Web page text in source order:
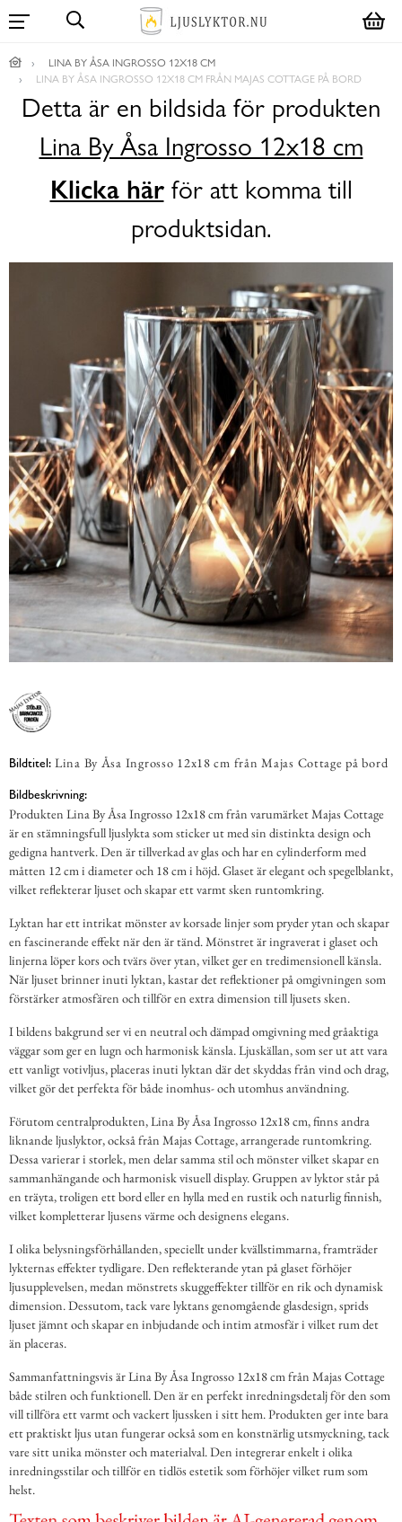
LINA BY ÅSA INGROSSO 12X18 CM
LINA BY ÅSA INGROSSO 12X18 CM FRÅN MAJAS COTTAGE PÅ BORD
Detta är en bildsida för produkten
Lina By Åsa Ingrosso 12x18 cm
Klicka härför att komma till
produktsidan.
Bildtitel: Lina By Åsa Ingrosso 12x18 cm från Majas Cottage på bord
Bildbeskrivning:
Produkten Lina By Åsa Ingrosso 12x18 cm från varumärket Majas Cottage
är en stämningsfull ljuslykta som sticker ut med sin distinkta design och
gedigna hantverk. Den är tillverkad av glas och har en cylinderform med
måtten 12 cm i diameter och 18 cm i höjd. Glaset är elegant och spegelblankt,
vilket reflekterar ljuset och skapar ett varmt sken runtomkring.
Lyktan har ett intrikat mönster av korsade linjer som pryder ytan och skapar
en fascinerande effekt när den är tänd. Mönstret är ingraverat i glaset och
linjerna löper kors och tvärs över ytan, vilket ger en tredimensionell känsla.
När ljuset brinner inuti lyktan, kastar det reflektioner på omgivningen som
förstärker atmosfären och tillför en extra dimension till ljusets sken.
I bildens bakgrund ser vi en neutral och dämpad omgivning med gråaktiga
väggar som ger en lugn och harmonisk känsla. Ljuskällan, som ser ut att vara
ett vanligt votivljus, placeras inuti lyktan där det skyddas från vind och drag,
vilket gör det perfekta för både inomhus- och utomhus användning.
Förutom centralprodukten, Lina By Åsa Ingrosso 12x18 cm, finns andra
liknande ljuslyktor, också från Majas Cottage, arrangerade runtomkring.
Dessa varierar i storlek, men delar samma stil och mönster vilket skapar en
sammanhängande och harmonisk visuell display. Gruppen av lyktor står på
en träyta, troligen ett bord eller en hylla med en rustik och naturlig finnish,
vilket kompletterar ljusens värme och designens elegans.
I olika belysningsförhållanden, speciellt under kvällstimmarna, framträder
lykternas effekter tydligare. Den reflekterande ytan på glaset förhöjer
ljusupplevelsen, medan mönstrets skuggeffekter tillför en rik och dynamisk
dimension. Dessutom, tack vare lyktans genomgående glasdesign, sprids
ljuset jämnt och skapar en inbjudande och intim atmosfär i vilket rum det
än placeras.
Sammanfattningsvis är Lina By Åsa Ingrosso 12x18 cm från Majas Cottage
både stilren och funktionell. Den är en perfekt inredningsdetalj för den som
vill tillföra ett varmt och vackert ljussken i sitt hem. Produkten ger inte bara
ett praktiskt ljus utan fungerar också som en konstnärlig utsmyckning, tack
vare sitt unika mönster och materialval. Den integrerar enkelt i olika
inredningsstilar och tillför en tidlös estetik som förhöjer vilket rum som
helst.